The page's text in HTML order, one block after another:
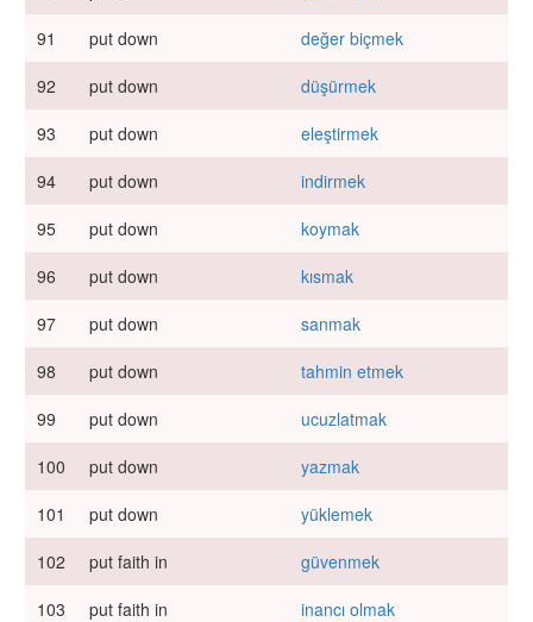
91
put down
değer biçmek
92
put down
düşürmek
93
put down
eleştirmek
94
put down
indirmek
95
put down
koymak
96
put down
kısmak
97
put down
sanmak
98
put down
tahmin etmek
99
put down
ucuzlatmak
100
put down
yazmak
101
put down
yüklemek
102
put faith in
güvenmek
103
put faith in
inancı olmak